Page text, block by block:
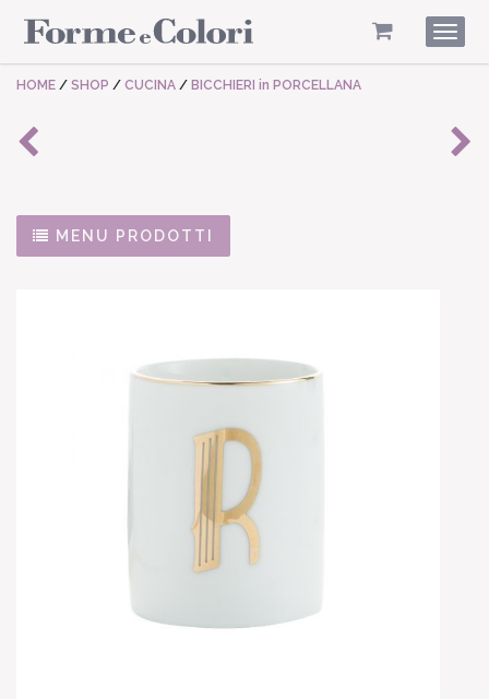
HOME / SHOP / CUCINA / BICCHIERI in PORCELLANA
MENU PRODOTTI